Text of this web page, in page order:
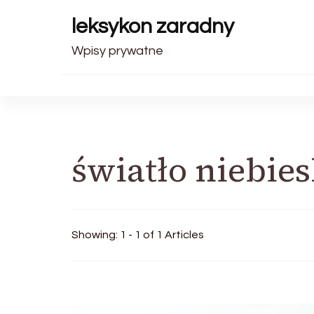
leksykon zaradny
Wpisy prywatne
światło
Showing: 1 - 1 of 1 Articles